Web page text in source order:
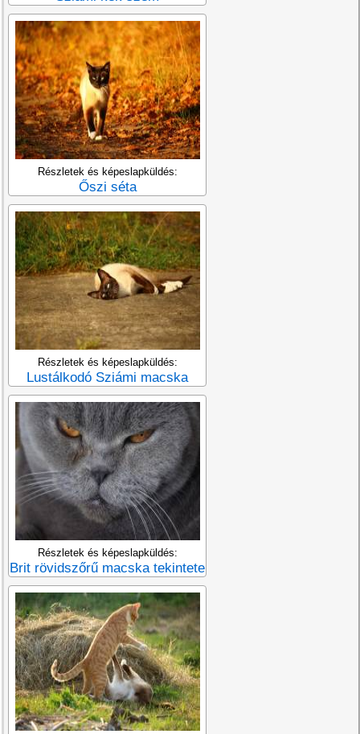
Részletek és képeslapküldés:
Őszi séta
Részletek és képeslapküldés:
Lustálkodó Sziámi macska
Részletek és képeslapküldés:
Brit rövidszőrű macska tekintete